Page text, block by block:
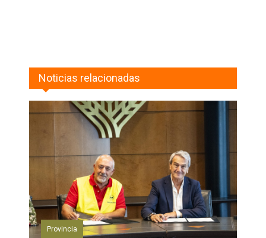
Noticias relacionadas
Provincia